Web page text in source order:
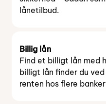
lånetilbud.
Billig lån
Find et billigt lån med
billigt lån finder du
renten hos flere